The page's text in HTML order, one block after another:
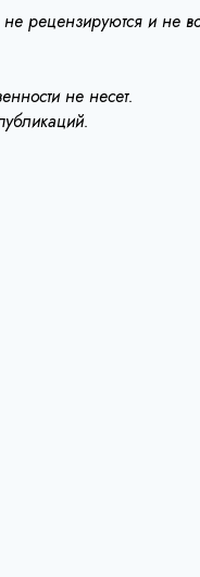
рецензируются и не
не несет.